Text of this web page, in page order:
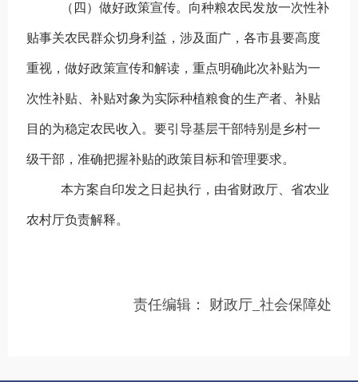
（四）做好政策宣传。 向种粮农民发放一次性补
贴事关农民群众切身利益，涉及面广，各市县要高度
重视，做好政策宣传和解读，重点明确此次补贴为一
次性补贴、补贴对象为实际种植粮食的生产者、补贴
目的为稳定农民收入。要引导基层干部特别是乡村一
级干部，准确把握补贴的政策目标和管理要求。
本方案自印发之日起执行，由省财政厅、省农业
农村厅负责解释。
责任编辑： 财政厅_社会保障处